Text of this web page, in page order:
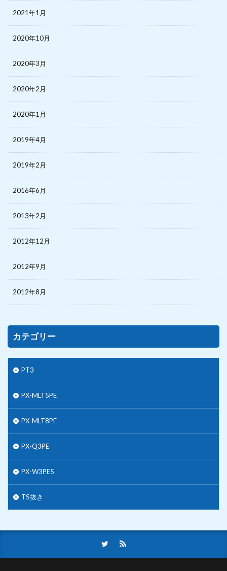
2021年1月
2020年10月
2020年3月
2020年2月
2020年1月
2019年4月
2019年2月
2016年6月
2013年2月
2012年12月
2012年9月
2012年8月
カテゴリー
PT3
PX-MLT5PE
PX-MLT8PE
PX-Q3PE
PX-W3PE5
TS抜き